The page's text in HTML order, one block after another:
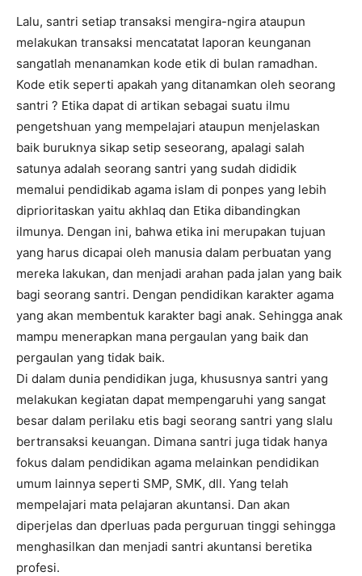
Lalu, santri setiap transaksi mengira-ngira ataupun
melakukan transaksi mencatatat laporan keunganan
sangatlah menanamkan kode etik di bulan ramadhan.
Kode etik seperti apakah yang ditanamkan oleh seorang
santri ? Etika dapat di artikan sebagai suatu ilmu
pengetshuan yang mempelajari ataupun menjelaskan
baik buruknya sikap setip seseorang, apalagi salah
satunya adalah seorang santri yang sudah dididik
memalui pendidikab agama islam di ponpes yang lebih
diprioritaskan yaitu akhlaq dan Etika dibandingkan
ilmunya. Dengan ini, bahwa etika ini merupakan tujuan
yang harus dicapai oleh manusia dalam perbuatan yang
mereka lakukan, dan menjadi arahan pada jalan yang baik
bagi seorang santri. Dengan pendidikan karakter agama
yang akan membentuk karakter bagi anak. Sehingga anak
mampu menerapkan mana pergaulan yang baik dan
pergaulan yang tidak baik.
Di dalam dunia pendidikan juga, khususnya santri yang
melakukan kegiatan dapat mempengaruhi yang sangat
besar dalam perilaku etis bagi seorang santri yang slalu
bertransaksi keuangan. Dimana santri juga tidak hanya
fokus dalam pendidikan agama melainkan pendidikan
umum lainnya seperti SMP, SMK, dll. Yang telah
mempelajari mata pelajaran akuntansi. Dan akan
diperjelas dan dperluas pada perguruan tinggi sehingga
menghasilkan dan menjadi santri akuntansi beretika
profesi.